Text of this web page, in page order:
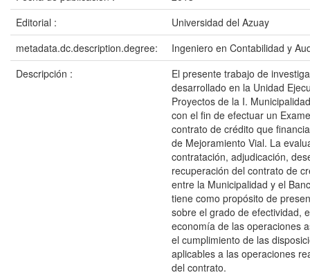
Editorial :
Universidad del Azuay
metadata.dc.description.degree:
Ingeniero en Contabilidad y
Descripción :
El presente trabajo de
desarrollado en la Unidad
Proyectos de la I.
con el fin de efectuar un
contrato de crédito que
de Mejoramiento Vial. La
contratación, adjudicación,
recuperación del contrato de
entre la Municipalidad y el
tiene como propósito de
sobre el grado de efectividad,
economía de las operaciones
el cumplimiento de las
aplicables a las operaciones
del contrato.